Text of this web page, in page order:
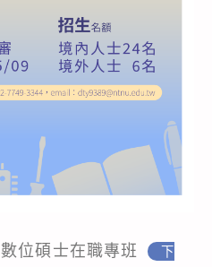
位碩士在職專班
下